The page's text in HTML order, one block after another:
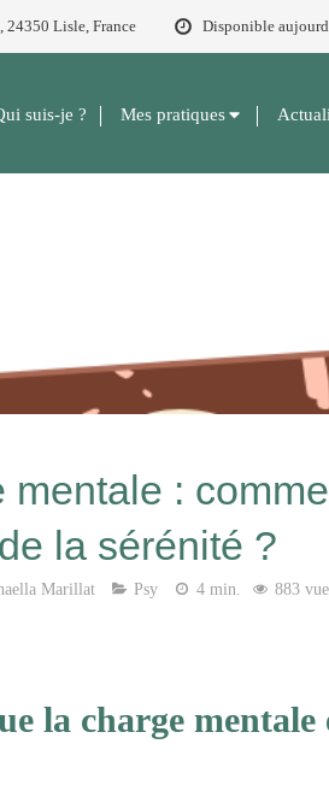
24350 Lisle, France Disponible
suis-je ? Mes pratiques
mentale :
la sérénité ?
Marillat Psy 4 min. 883
la charge